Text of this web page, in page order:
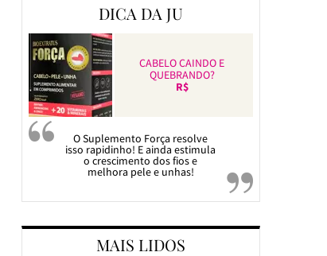
DICA DA JU
CABELO CAINDO E
QUEBRANDO?
R$
O Suplemento Força resolve
isso rapidinho! E ainda estimula
o crescimento dos fios e
melhora pele e unhas!
MAIS LIDOS